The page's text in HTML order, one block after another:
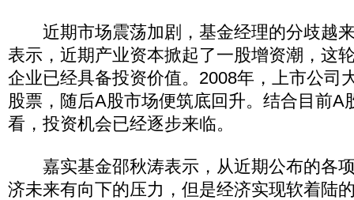
近期市场震荡加剧，基金经理的分歧越
表示，近期产业资本掀起了一股增资潮，这
企业已经具备投资价值。2008年，上市公司
股票，随后A股市场便筑底回升。结合目前A
看，投资机会已经逐步来临。
嘉实基金邵秋涛表示，从近期公布的各
济未来有向下的压力，但是经济实现软着陆